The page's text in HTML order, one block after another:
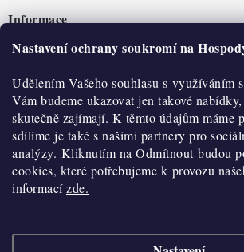
Nastavení ochrany soukromí na
Udělením Vašeho souhlasu s využíváním
Vám budeme ukazovat jen takové
skutečně zajímají. K těmto údajům máme
sdílíme je také s našimi partnery pro
analýzy. Kliknutím na Odmítnout budou
cookies, které potřebujeme k provozu
informacízde.
pInformace
Nepřevzetí zásilky na dobírku
Obchodní podmínky
Hodnocení obchodu
Blog
Moje objednávka
O nás
Historie
Kontakty
O nákupu
Reklamace a vratky
Výdejní místa